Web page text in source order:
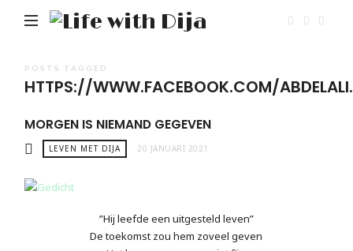
POSTS TAGGED
HTTPS://WWW.FACEBOOK.COM/
MORGEN IS NIEMAND GEGEVEN
LEVEN MET DIJA 20 JANUARI 2021
”Hij leefde een uitgesteld leven”
De toekomst zou hem zoveel geven